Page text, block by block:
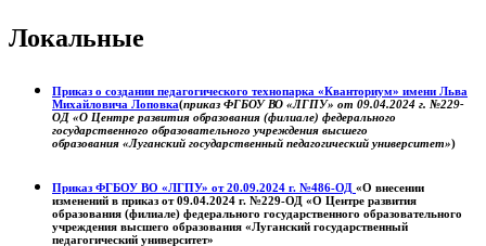
Локальные
Приказ о создании педагогического технопарка «Кванториум» имени Льва
Михайловича Лоповка(приказ ФГБОУ ВО «ЛГПУ» от 09.04.2024 г. №229-
ОД «О Центре развития образования (филиале) федерального
государственного образовательного учреждения высшего
образования «Луганский государственный педагогический университет»)
Приказ ФГБОУ ВО «ЛГПУ» от 20.09.2024 г. №486-ОД «О внесении
изменений в приказ от 09.04.2024 г. №229-ОД «О Центре развития
образования (филиале) федерального государственного образовательного
учреждения высшего образования «Луганский государственный
педагогический университет»